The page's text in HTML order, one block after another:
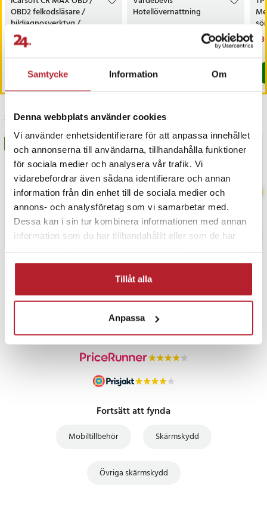
Samtycke Information Om
Denna webbplats använder cookies
Vi använder enhetsidentifierare för att anpassa innehållet
och annonserna till användarna, tillhandahålla funktioner
för sociala medier och analysera vår trafik. Vi
vidarebefordrar även sådana identifierare och annan
information från din enhet till de sociala medier och
annons- och analysföretag som vi samarbetar med.
Dessa kan i sin tur kombinera informationen med annan
information som du har tillhandahållit eller som de har
Tillåt alla
Anpassa
3mkProSäker
Artikelnummer
OBD2 felkodsläsare /
bildiagnosverktyg /
diagnosverktyg för bil
Nuvarande pris
3 698 kr
3 698 kr
I lager, levereras inom 1-2 vardagar
Köp
Hotellövernattning
I lager, levereras inom 1-2 vardagar
Senast besökta
PRISGARANTI
Fortsätt att fynda
Mobiltillbehör Skärmskydd
Övriga skärmskydd